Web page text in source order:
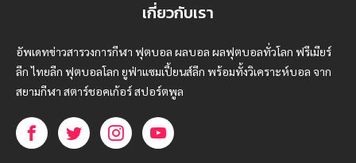
เกี่ยวกับเรา
อัพเดทข่าวสารวงการกีฬา ฟุตบอล ผลบอล ผลฟุตบอลทั่วโลก ฟรีเมียร์
ลีก ไทยลีก ฟุตบอลโลก ยูฟ่าแซมเปี้ยนส์ลีก พร้อมทั้งวิเคราะห์บอล จาก
สยามกีฬา สตาร์ชอคเก้อร์ สปอร์ตพูล